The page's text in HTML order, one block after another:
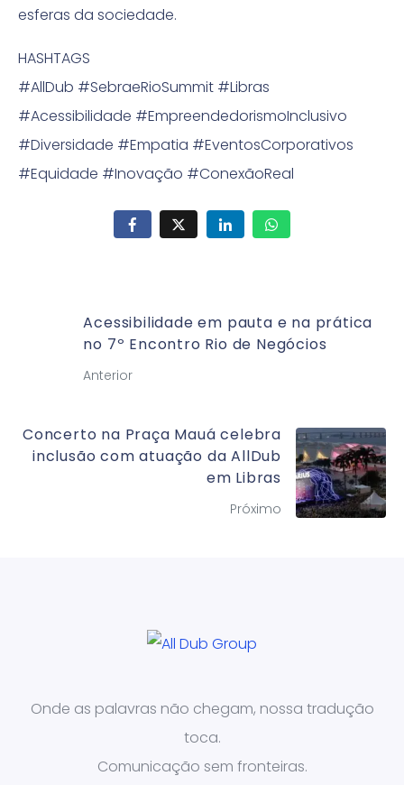
esferas da sociedade.
HASHTAGS
#AllDub #SebraeRioSummit #Libras
#Acessibilidade #EmpreendedorismoInclusivo
#Diversidade #Empatia #EventosCorporativos
#Equidade #Inovação #ConexãoReal
Acessibilidade em pauta e na prática
no 7º Encontro Rio de Negócios
Anterior
Concerto na Praça Mauá celebra
inclusão com atuação da AllDub
em Libras
Próximo
Onde as palavras não chegam, nossa tradução
toca.
Comunicação sem fronteiras.